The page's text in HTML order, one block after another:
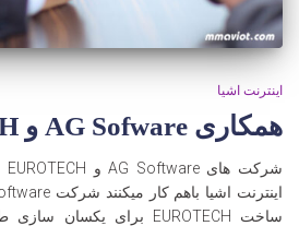
اینترنت اشیا
همکاری AG Sofware و EUROTECH